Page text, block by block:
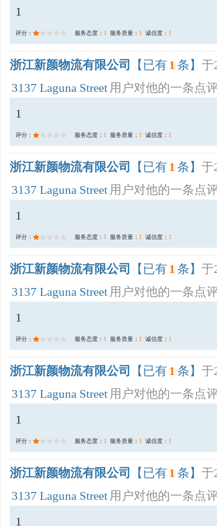
1
评分： 服务态度： 1 服务质量： 1 诚信度： 1
浙江新颜物流有限公司 【已有 1 条】 于
3137 Laguna Street 用户对他的一条点
1
评分： 服务态度： 1 服务质量： 1 诚信度： 1
浙江新颜物流有限公司 【已有 1 条】 于
3137 Laguna Street 用户对他的一条点
1
评分： 服务态度： 1 服务质量： 1 诚信度： 1
浙江新颜物流有限公司 【已有 1 条】 于
3137 Laguna Street 用户对他的一条点
1
评分： 服务态度： 1 服务质量： 1 诚信度： 1
浙江新颜物流有限公司 【已有 1 条】 于
3137 Laguna Street 用户对他的一条点
1
评分： 服务态度： 1 服务质量： 1 诚信度： 1
浙江新颜物流有限公司 【已有 1 条】 于
3137 Laguna Street 用户对他的一条点
1